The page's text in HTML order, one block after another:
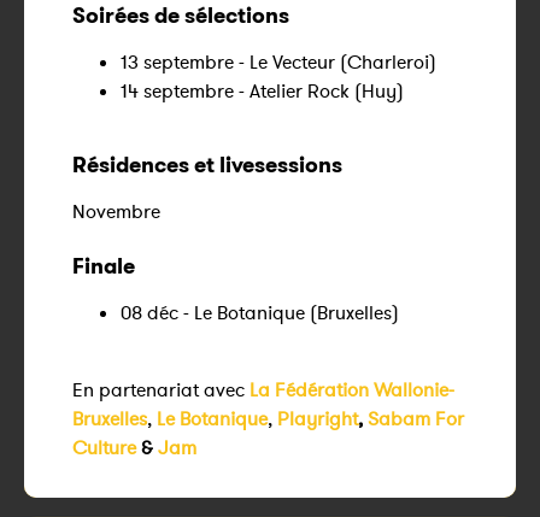
Soirées de sélections
13 septembre - Le Vecteur (Charleroi)
14 septembre - Atelier Rock (Huy)
Résidences et livesessions
Novembre
Finale
08 déc - Le Botanique (Bruxelles)
En partenariat avec La Fédération Wallonie-
Bruxelles, Le Botanique, Playright, Sabam For
Culture& Jam